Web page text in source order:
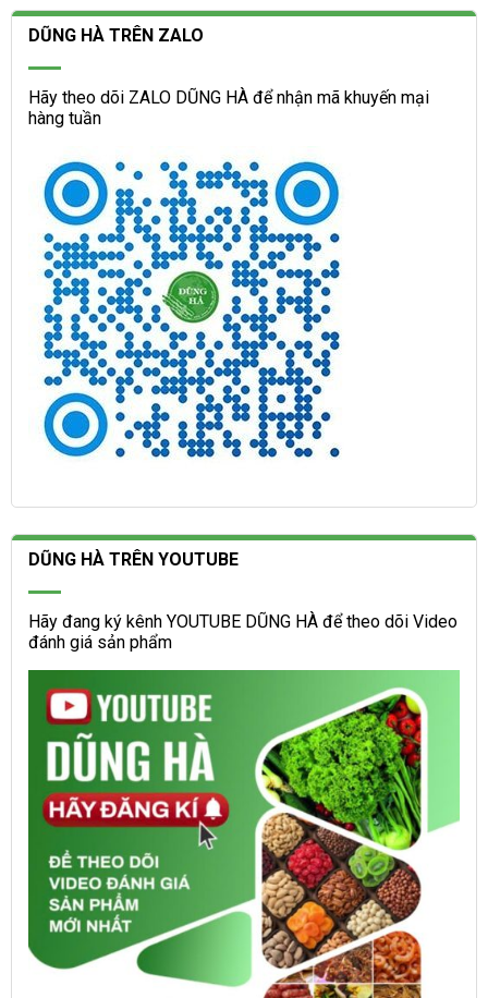
DŨNG HÀ TRÊN ZALO
Hãy theo dõi ZALO DŨNG HÀ để nhận mã khuyến mại
hàng tuần
DŨNG HÀ TRÊN YOUTUBE
Hãy đang ký kênh YOUTUBE DŨNG HÀ để theo dõi Video
đánh giá sản phẩm